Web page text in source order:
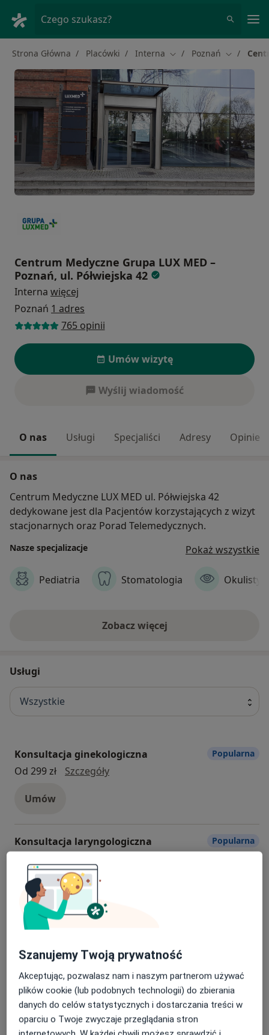
Czego szukasz?
Strona Główna Placówki Interna Zmień miasto
Poznań Zmień
Centrum Medyczne Grupa LUX MED –
Poznań, ul. Półwiejska 42
Interna więcej
Poznań 1 adres
765 opinii
Umów wizytę
Wyślij wiadomość
O nas Usługi Specjaliści Adresy Opinie
O nas
Centrum Medyczne LUX MED ul. Półwiejska 42
dedykowane jest dla Pacjentów korzystających z wizyt
stacjonarnych oraz Porad Telemedycznych.
Nasze specjalizacje Pokaż wszystkie
Pediatria Stomatologia
Zobacz więcej
Usługi
Wszystkie
Konsultacja ginekologiczna
Od 299 zł
Szczegółykonsultacja ginekologiczna
Umów
Popularna
Konsultacja laryngologiczna
Umów
Popularna
Konsultacja ortopedyczna
Umów
Prowadzenie ciąży
prowadzenie ciąży
Szanujemy Twoją prywatność
Akceptując, pozwalasz nam i naszym partnerom używać
plików cookie (lub podobnych technologii) do zbierania
danych do celów statystycznych i dostarczania treści w
oparciu o Twoje zwyczaje przeglądania stron